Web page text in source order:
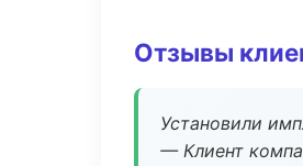
Отзывы
Установили
— Клиент